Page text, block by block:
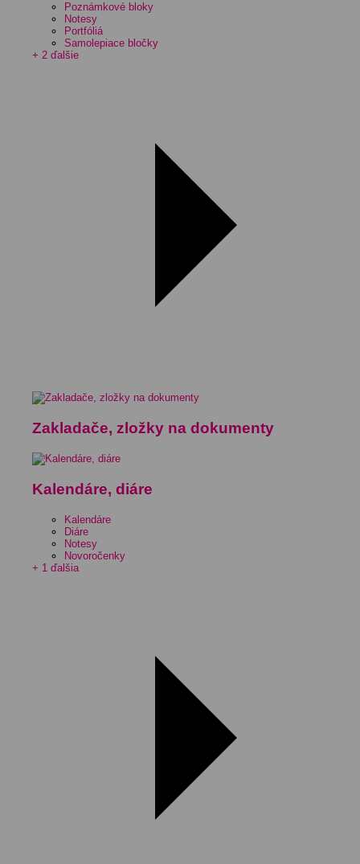
Poznámkové bloky
Notesy
Portfóliá
Samolepiace bločky
+ 2 ďalšie
Zakladače, zložky na dokumenty
Kalendáre, diáre
Kalendáre
Diáre
Notesy
Novoročenky
+ 1 ďalšia